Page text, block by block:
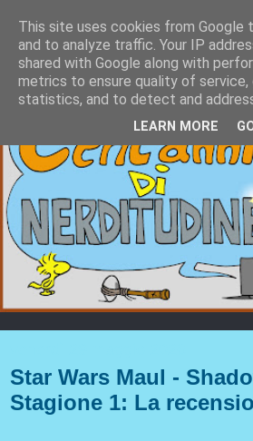
Star Wars Maul -
Stagione 1: La
This site uses cookies from Google
and to analyze traffic. Your IP
shared with Google along with
metrics to ensure quality of service,
statistics, and to detect and
LEARN MORE